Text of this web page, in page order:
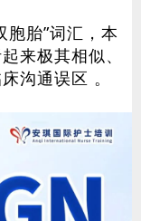
胞胎”词汇，本
来极其相似、
沟通误区 。